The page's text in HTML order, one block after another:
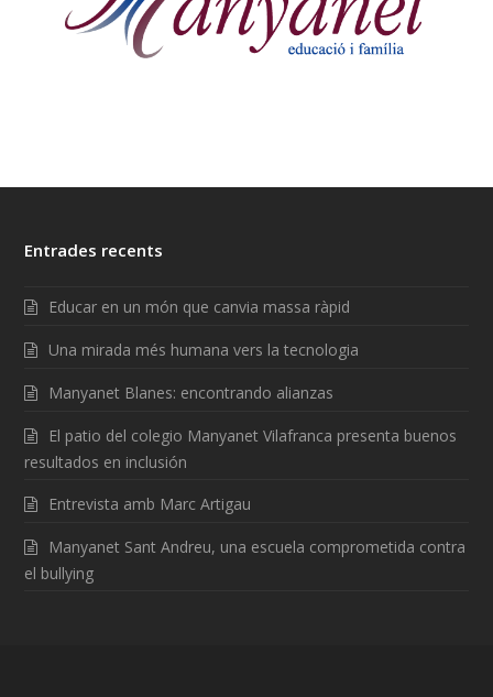
Entrades recents
Educar en un món que canvia massa ràpid
Una mirada més humana vers la tecnologia
Manyanet Blanes: encontrando alianzas
El patio del colegio Manyanet Vilafranca presenta buenos
resultados en inclusión
Entrevista amb Marc Artigau
Manyanet Sant Andreu, una escuela comprometida contra
el bullying